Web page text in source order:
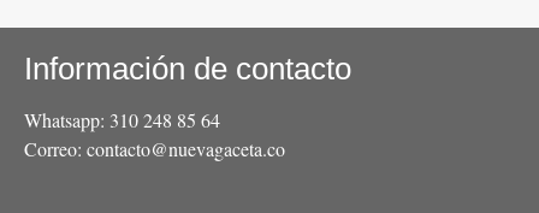
Información de contacto
Whatsapp: 310 248 85 64
Correo: contacto@nuevagaceta.co